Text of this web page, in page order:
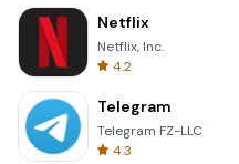
Netflix
Netflix, Inc.
4.2
Telegram
Telegram FZ-LLC
4.3